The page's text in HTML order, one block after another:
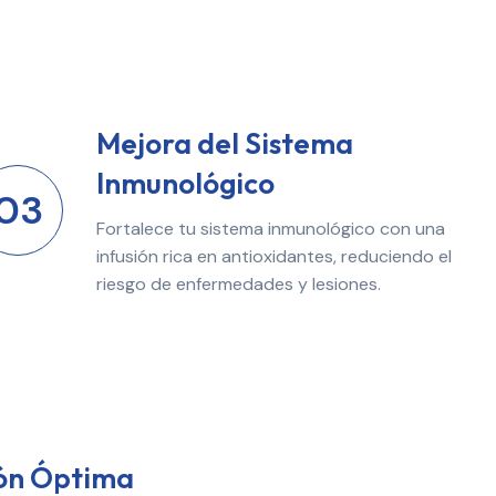
Mejora del Sistema
Inmunológico
Fortalece tu sistema inmunológico con una
infusión rica en antioxidantes, reduciendo el
riesgo de enfermedades y lesiones.
Óptima